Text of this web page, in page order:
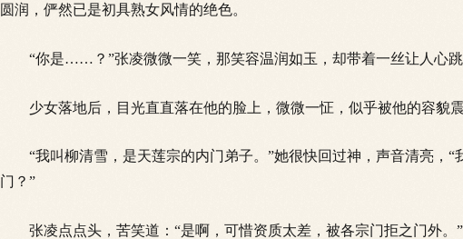
圆润，俨然已是初具熟女风情的绝色。
“你是……？”张凌微微一笑，那笑容温润如玉，却带着一丝让人心跳
少女落地后，目光直直落在他的脸上，微微一怔，似乎被他的容貌震
“我叫柳清雪，是天莲宗的内门弟子。”她很快回过神，声音清亮，“
门？”
张凌点点头，苦笑道：“是啊，可惜资质太差，被各宗门拒之门外。”